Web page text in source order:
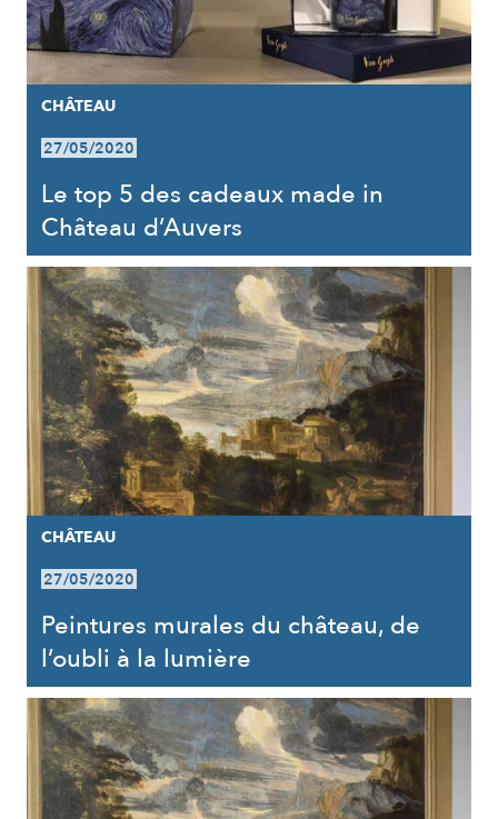
CHÂTEAU
27/05/2020
Le top 5 des cadeaux made in
Château d’Auvers
CHÂTEAU
27/05/2020
Peintures murales du château, de
l’oubli à la lumière